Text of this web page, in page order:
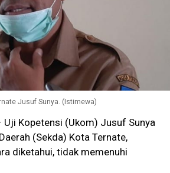
Jusuf Sunya. (Istimewa)
Uji Kopetensi (Ukom) Jusuf Sunya
(Sekda) Kota Ternate,
diketahui, tidak memenuhi